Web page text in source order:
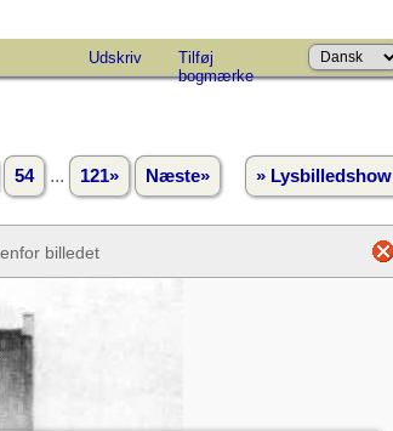
Udskriv
Tilføj
bogmærke
54 ... 121» Næste» » Lysbilledshow